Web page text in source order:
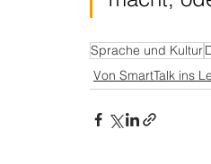
Sprache und Kultur
Von SmartTalk ins